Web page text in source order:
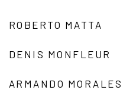
ROBERTO MATTA
DENIS MONFLEUR
ARMANDO MORALES